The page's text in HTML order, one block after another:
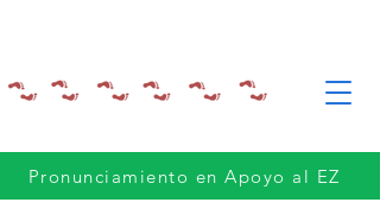
Pronunciamiento en Apoyo al EZ